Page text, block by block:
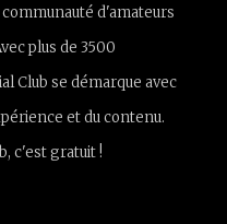
d'amateurs
plus de 3500
Club se démarque avec
et du contenu.
c'est gratuit !